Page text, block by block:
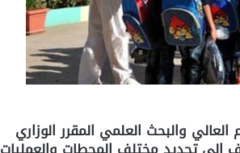
والبحث العلمي المقرر الوزاري